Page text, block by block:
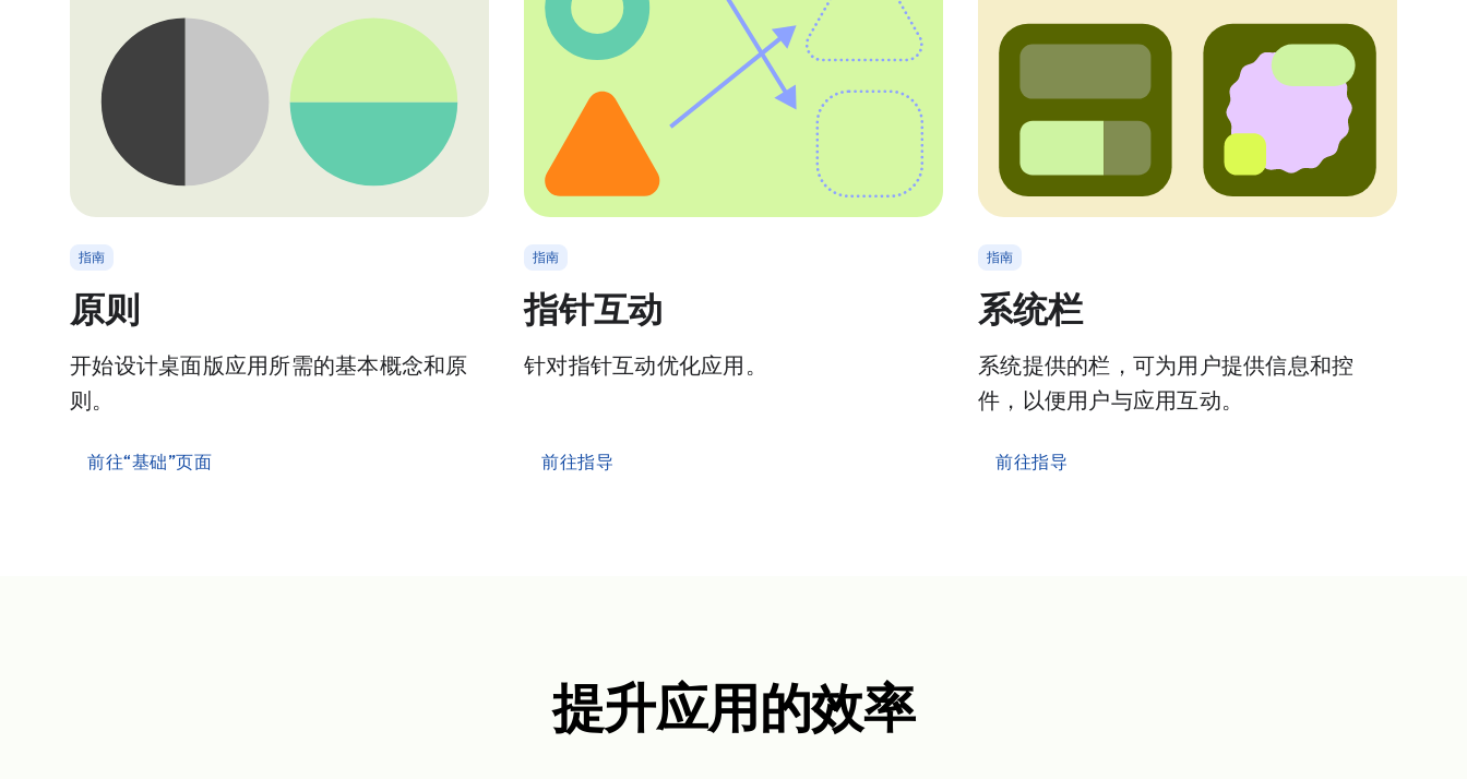
指南
原则
开始设计桌面版应用所需的基本概念和原
则。
前往“基础”页面
指南
指针互动
针对指针互动优化应用。
前往指导
指南
系统栏
系统提供的栏，可为用户提供信息和控
件，以便用户与应用互动。
前往指导
提升应用的效率